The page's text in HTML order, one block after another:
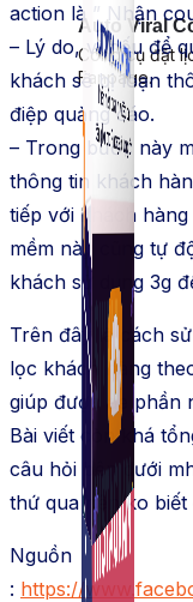
Auto Viral
Công cụ đặt
Fanpage.
action là ” Nhận
– Lý do, vì nếu để
khách sẽ bị loạn
điệp quảng cáo.
– Trong bước này
thông tin khách
tiếp với khách
mềm này cũng tự
khách sử dụng 3g
Trên đây là cách
lọc khách hàng
giúp được ae phần
Bài viết còn khá
câu hỏi bên dưới
thứ qua nên ko biết
Nguồn
: https://